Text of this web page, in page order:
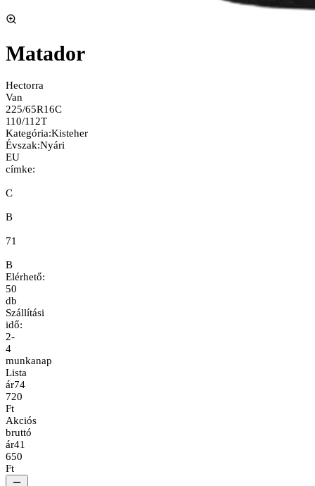
Matador
Hectorra
Van
225/65R16C
110/112T
Kategória:Kisteher
Évszak:Nyári
EU
címke:
C
B
71
B
Elérhető:
50
db
Szállítási
idő:
2-
4
munkanap
Lista
ár74
720
Ft
Akciós
bruttó
ár41
650
Ft